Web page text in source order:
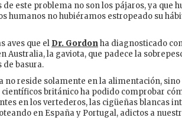
de este problema no son los pájaros, ya que
humanos no hubiéramos estropeado su
aves que el Dr. Gordonha diagnosticado
Australia, la gaviota, que padece la
de basura.
no reside solamente en la alimentación,
científicos británico ha podido comprobar
en los vertederos, las cigüeñas blancas
en España y Portugal, adictos a